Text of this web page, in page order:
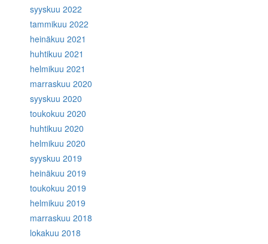
syyskuu 2022
tammikuu 2022
heinäkuu 2021
huhtikuu 2021
helmikuu 2021
marraskuu 2020
syyskuu 2020
toukokuu 2020
huhtikuu 2020
helmikuu 2020
syyskuu 2019
heinäkuu 2019
toukokuu 2019
helmikuu 2019
marraskuu 2018
lokakuu 2018